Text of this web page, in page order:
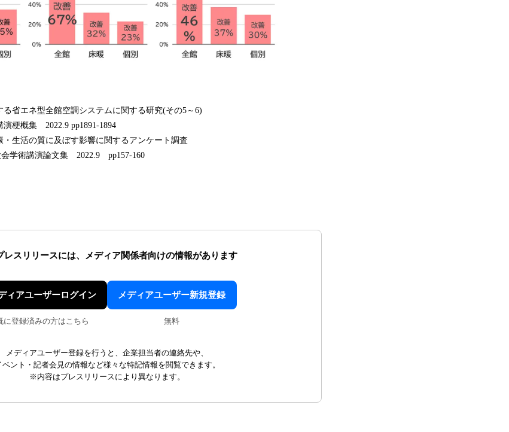
る省エネ型全館空調システムに関する研究(その5～6)
梗概集 2022.9 pp1891-1894
・生活の質に及ぼす影響に関するアンケート調査
学術講演論文集 2022.9 pp157-160
レスリリースには、 メディア関係者向けの情報があります
ィアユーザーログイン
に登録済みの方はこちら
メディアユーザー新規登録
無料
メディアユーザー登録を行うと、企業担当者の連絡先や、
ベント・記者会見の情報など様々な特記情報を閲覧できます。
※内容はプレスリリースにより異なります。